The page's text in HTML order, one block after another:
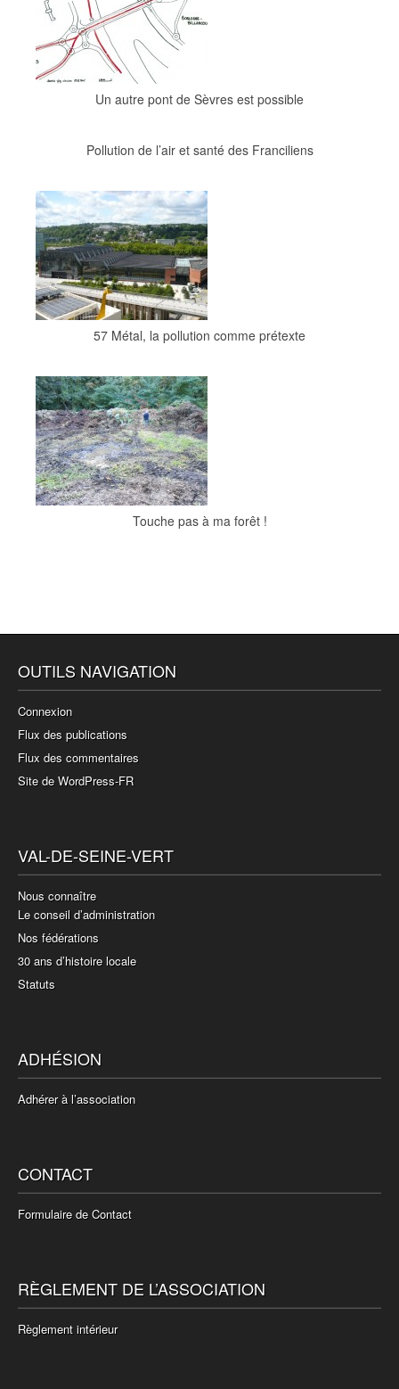
Un autre pont de Sèvres est possible
Pollution de l’air et santé des Franciliens
57 Métal, la pollution comme prétexte
Touche pas à ma forêt !
OUTILS NAVIGATION
Connexion
Flux des publications
Flux des commentaires
Site de WordPress-FR
VAL-DE-SEINE-VERT
Nous connaître
Le conseil d’administration
Nos fédérations
30 ans d’histoire locale
Statuts
ADHÉSION
Adhérer à l’association
CONTACT
Formulaire de Contact
RÈGLEMENT DE L’ASSOCIATION
Règlement intérieur